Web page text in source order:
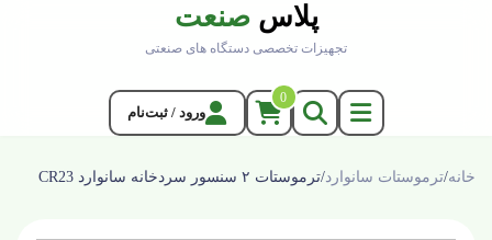
پلاس صنعت
تجهیزات تخصصی دستگاه های صنعتی
0
ورود / ثبت‌نام
خانه/ترموستات سانوارد/ترموستات ۲ سنسور سردخانه سانوارد CR23